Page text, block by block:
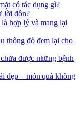
có tác dụng gì?
lời đồn?
hợp lý và mang lại
thông đỏ đem lại cho
được những bệnh
đẹp – món quà không